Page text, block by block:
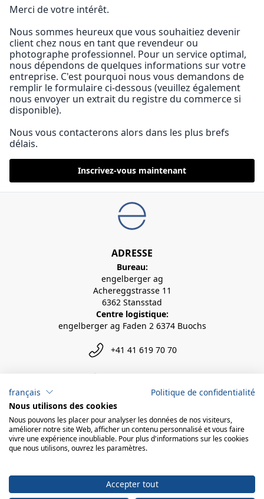
Merci de votre intérêt.
Nous sommes heureux que vous souhaitiez devenir
client chez nous en tant que revendeur ou
photographe professionnel. Pour un service optimal,
nous dépendons de quelques informations sur votre
entreprise. C'est pourquoi nous vous demandons de
remplir le formulaire ci-dessous (veuillez également
nous envoyer un extrait du registre du commerce si
disponible).
Nous vous contacterons alors dans les plus brefs
délais.
Inscrivez-vous maintenant
ADRESSE
Bureau:
engelberger ag
Achereggstrasse 11
6362 Stansstad
Centre logistique:
engelberger ag Faden 2 6374 Buochs
+41 41 619 70 70
français
Politique de confidentialité
Nous utilisons des cookies
Nous pouvons les placer pour analyser les données de nos visiteurs,
améliorer notre site Web, afficher un contenu personnalisé et vous faire
vivre une expérience inoubliable. Pour plus d'informations sur les cookies
que nous utilisons, ouvrez les paramètres.
Accepter tout